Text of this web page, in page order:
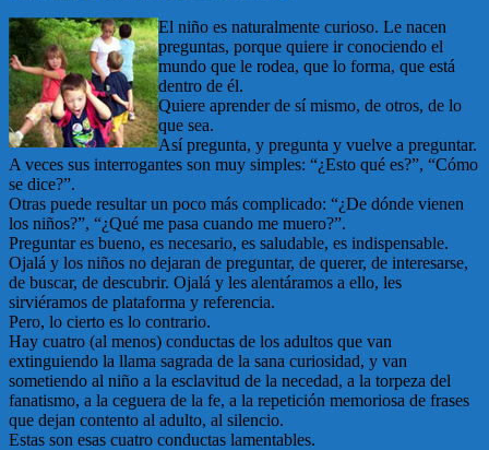
El niño es naturalmente curioso. Le nacen
preguntas, porque quiere ir conociendo el
mundo que le rodea, que lo forma, que está
dentro de él.
Quiere aprender de sí mismo, de otros, de lo
que sea.
Así pregunta, y pregunta y vuelve a preguntar.
A veces sus interrogantes son muy simples: “¿Esto qué es?”, “Cómo
se dice?”.
Otras puede resultar un poco más complicado: “¿De dónde vienen
los niños?”, “¿Qué me pasa cuando me muero?”.
Preguntar es bueno, es necesario, es saludable, es indispensable.
Ojalá y los niños no dejaran de preguntar, de querer, de interesarse,
de buscar, de descubrir. Ojalá y les alentáramos a ello, les
sirviéramos de plataforma y referencia.
Pero, lo cierto es lo contrario.
Hay cuatro (al menos) conductas de los adultos que van
extinguiendo la llama sagrada de la sana curiosidad, y van
sometiendo al niño a la esclavitud de la necedad, a la torpeza del
fanatismo, a la ceguera de la fe, a la repetición memoriosa de frases
que dejan contento al adulto, al silencio.
Estas son esas cuatro conductas lamentables.